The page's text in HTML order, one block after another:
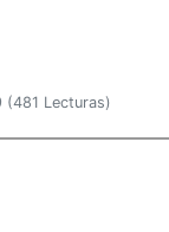
(481 Lecturas)